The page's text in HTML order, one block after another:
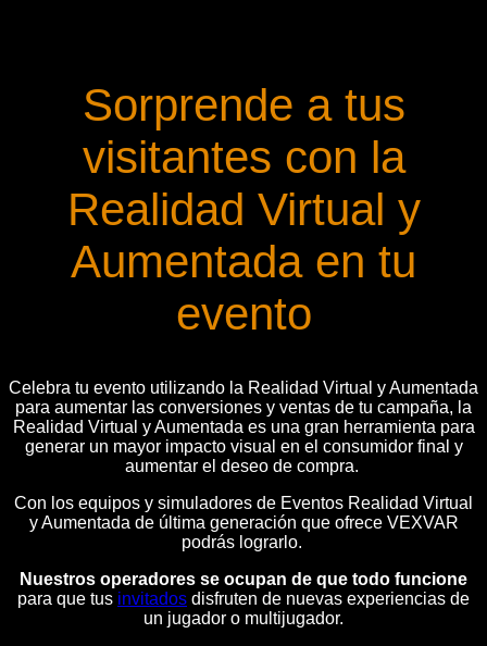
Sorprende a tus
visitantes con la
Realidad Virtual y
Aumentada en tu
evento
Celebra tu evento utilizando la Realidad Virtual y Aumentada
para aumentar las conversiones y ventas de tu campaña, la
Realidad Virtual y Aumentada es una gran herramienta para
generar un mayor impacto visual en el consumidor final y
aumentar el deseo de compra.
Con los equipos y simuladores de Eventos Realidad Virtual
y Aumentada de última generación que ofrece VEXVAR
podrás lograrlo.
Nuestros operadores se ocupan de que todo funcione
para que tus invitados disfruten de nuevas experiencias de
un jugador o multijugador.